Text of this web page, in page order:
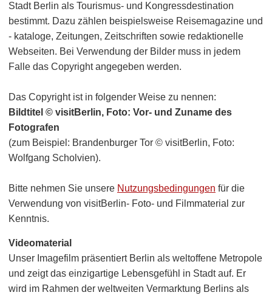
Stadt Berlin als Tourismus- und Kongressdestination
bestimmt. Dazu zählen beispielsweise Reisemagazine und
- kataloge, Zeitungen, Zeitschriften sowie redaktionelle
Webseiten. Bei Verwendung der Bilder muss in jedem
Falle das Copyright angegeben werden.
Das Copyright ist in folgender Weise zu nennen:
Bildtitel © visitBerlin, Foto: Vor- und Zuname des
Fotografen
(zum Beispiel: Brandenburger Tor © visitBerlin, Foto:
Wolfgang Scholvien).
Bitte nehmen Sie unsere Nutzungsbedingungen für die
Verwendung von visitBerlin- Foto- und Filmmaterial zur
Kenntnis.
Videomaterial
Unser Imagefilm präsentiert Berlin als weltoffene Metropole
und zeigt das einzigartige Lebensgefühl in Stadt auf. Er
wird im Rahmen der weltweiten Vermarktung Berlins als